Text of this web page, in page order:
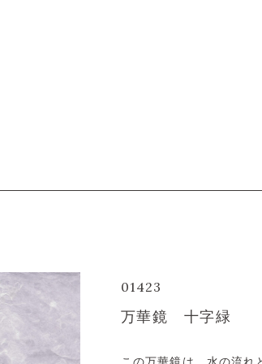
01423
万華鏡 十字緑